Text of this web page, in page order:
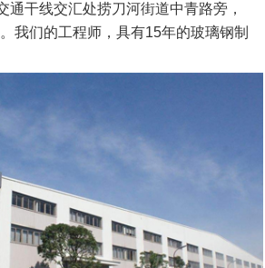
通干线交汇处捞刀河街道中青路旁，
我们的工程师，具有15年的玻璃钢制